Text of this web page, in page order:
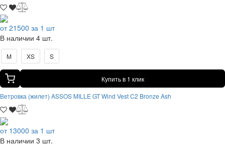
от 21500 за 1 шт
В наличии 4 шт.
M XS S
Купить в 1 клик
Ветровка (жилет) ASSOS MILLE GT Wind Vest C2 Bronze Ash
от 13000 за 1 шт
В наличии 3 шт.